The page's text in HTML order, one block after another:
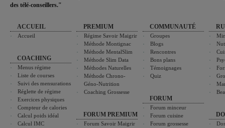
des télé-conseillers."
ACCUEIL
Accueil
COACHING
Menus régime
Liste de courses
Suivi des mensurations
Réglette de régime
Exercices physiques
Compteur de calories
Calcul poids idéal
Calcul IMC
PREMIUM
Régime Savoir Maigrir
Méthode Montignac
Méthode MentalSlim
Méthode Slim Data
Méthodes Naturelles
Méthode Chrono-
Géno-Nutrition
Coaching Grossesse
FORUM PREMIUM
Forum Savoir Maigrir
COMMUNAUTÉ
Groupes
Blogs
Rencontres
Bons plans
Témoignages
Quiz
FORUM
Forum minceur
Forum cuisine
Forum grossesse